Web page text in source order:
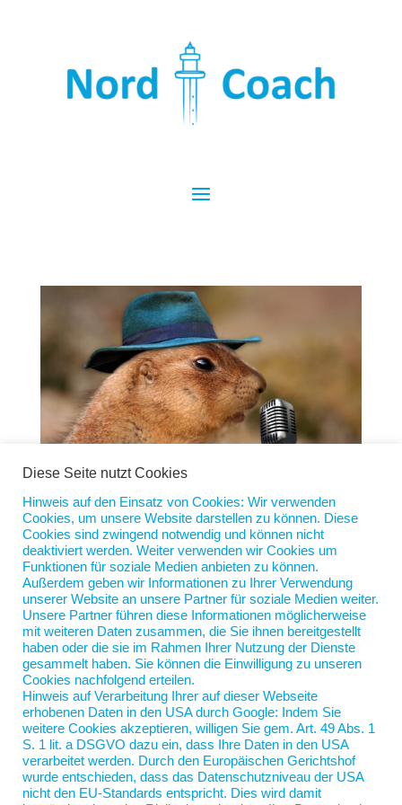
Ich lizensiere meine Stimme
vonJan Scherping|1. Apr. 2025|Diese Woche
Nur die Stimme zählt. Nein, natürlich nicht ganz.
Aber sie entscheidet beim Hörbuch oft, ob jemand
weiterhört oder abbricht. Da mögen der Autor oder
die Story noch so gut sein. Zuweilen lesen Autoren
ihre Werke selbst, oft tun es bekannte Schauspieler,
es gibt aber...
Diese Seite nutzt Cookies
Hinweis auf den Einsatz von Cookies: Wir verwenden
Cookies, um unsere Website darstellen zu können. Diese
Cookies sind zwingend notwendig und können nicht
deaktiviert werden. Weiter verwenden wir Cookies um
Funktionen für soziale Medien anbieten zu können.
Außerdem geben wir Informationen zu Ihrer Verwendung
unserer Website an unsere Partner für soziale Medien weiter.
Unsere Partner führen diese Informationen möglicherweise
mit weiteren Daten zusammen, die Sie ihnen bereitgestellt
haben oder die sie im Rahmen Ihrer Nutzung der Dienste
gesammelt haben. Sie können die Einwilligung zu unseren
Cookies nachfolgend erteilen.
Hinweis auf Verarbeitung Ihrer auf dieser Webseite
erhobenen Daten in den USA durch Google: Indem Sie
weitere Cookies akzeptieren, willigen Sie gem. Art. 49 Abs. 1
S. 1 lit. a DSGVO dazu ein, dass Ihre Daten in den USA
verarbeitet werden. Durch den Europäischen Gerichtshof
wurde entschieden, dass das Datenschutzniveau der USA
nicht den EU-Standards entspricht. Dies wird damit